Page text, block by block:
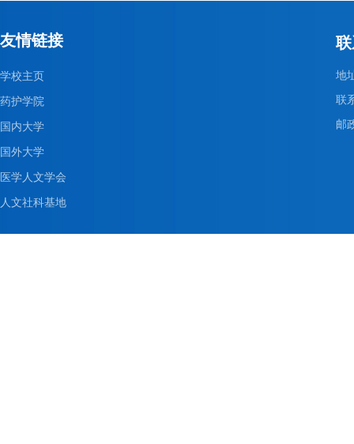
友情链接
学校主页
药护学院
国内大学
国外大学
医学人文学会
人文社科基地
地
联
邮